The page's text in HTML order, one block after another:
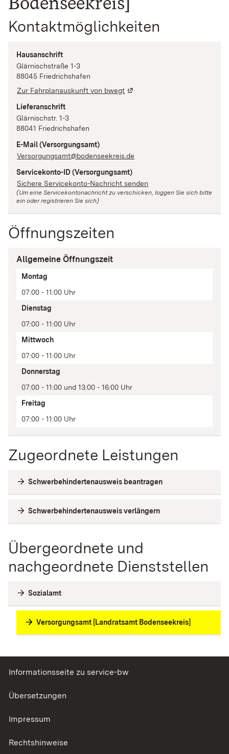
Kontaktmöglichkeiten
Hausanschrift
Glärnischstraße 1-3
88045 Friedrichshafen
Zur Fahrplanauskunft von bwegt
Lieferanschrift
Glärnischstr. 1-3
88041 Friedrichshafen
E-Mail(Versorgungsamt)
Versorgungsamt@bodenseekreis.de
Servicekonto-ID(Versorgungsamt)
Sichere Servicekonto-Nachricht senden
(Um eine Servicekontonachricht zu verschicken, loggen Sie sich bitte
ein oder registrieren Sie sich)
Öffnungszeiten
Allgemeine Öffnungszeit
Tag
Zeit(en)
Anmerkung
Montag
07:00 - 11:00 Uhr
Dienstag
07:00 - 11:00 Uhr
Mittwoch
07:00 - 11:00 Uhr
Donnerstag
07:00 - 11:00 und 13:00 - 16:00 Uhr
Freitag
07:00 - 11:00 Uhr
Zugeordnete Leistungen
Schwerbehindertenausweis beantragen
Schwerbehindertenausweis verlängern
Übergeordnete und
nachgeordnete Dienststellen
Sozialamt
Versorgungsamt [Landratsamt Bodenseekreis]
Informationsseite zu service-bw
Übersetzungen
Impressum
Rechtshinweise